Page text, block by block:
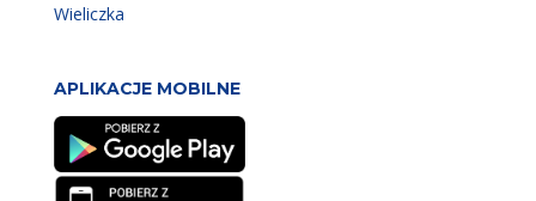
Wieliczka
APLIKACJE MOBILNE